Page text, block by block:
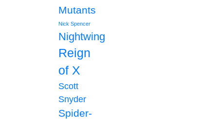
Mutants
Nick Spencer
Nightwing
Reign
of X
Scott
Snyder
Spider-